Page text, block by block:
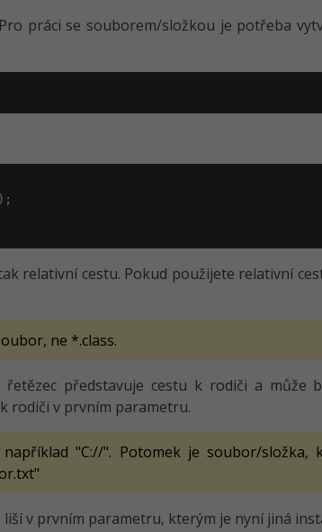
práci se souborem/složkou je potřeba
relativní cestu. Pokud použijete relativní
ne *.class.
představuje cestu k rodiči a může
rodiči v prvním parametru.
"C://". Potomek je soubor/složka,
v prvním parametru, kterým je nyní jiná